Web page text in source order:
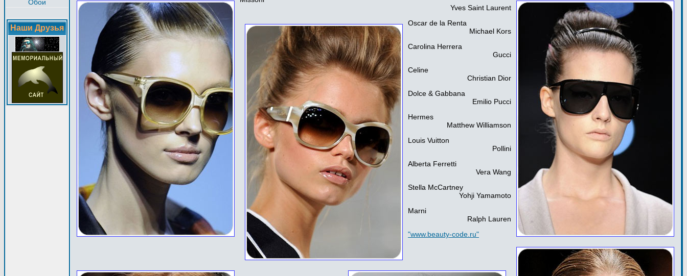
Обои
Наши Друзья
Yves Saint Laurent
Oscar de la Renta
Michael Kors
Carolina Herrera
Gucci
Celine
Christian Dior
Dolce & Gabbana
Emilio Pucci
Hermes
Matthew Williamson
Louis Vuitton
Pollini
Alberta Ferretti
Vera Wang
Stella McCartney
Yohji Yamamoto
Marni
Ralph Lauren
"www.beauty-code.ru"